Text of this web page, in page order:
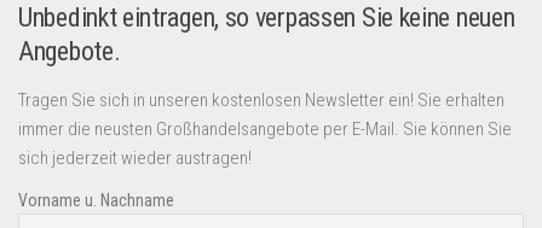
Unbedinkt eintragen, so verpassen Sie keine neuen
Angebote.
Tragen Sie sich in unseren kostenlosen Newsletter ein! Sie erhalten
immer die neusten Großhandelsangebote per E-Mail. Sie können Sie
sich jederzeit wieder austragen!
Vorname u. Nachname